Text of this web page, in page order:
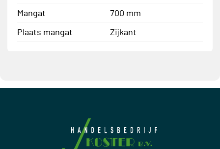
Mangat
700 mm
Plaats mangat
Zijkant